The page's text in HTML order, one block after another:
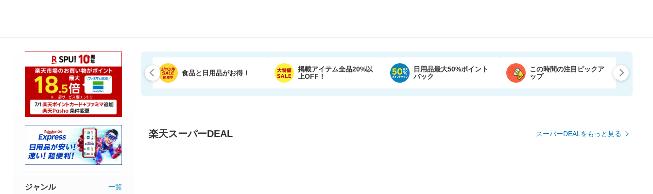
食品と日用品がお得！
掲載アイテム全品20%以
上OFF！
日用品最大50%ポイント
バック
この時間の注目ピックア
ップ
楽天スーパーDEAL スーパーDEALをもっと見る
ジャンル 一覧